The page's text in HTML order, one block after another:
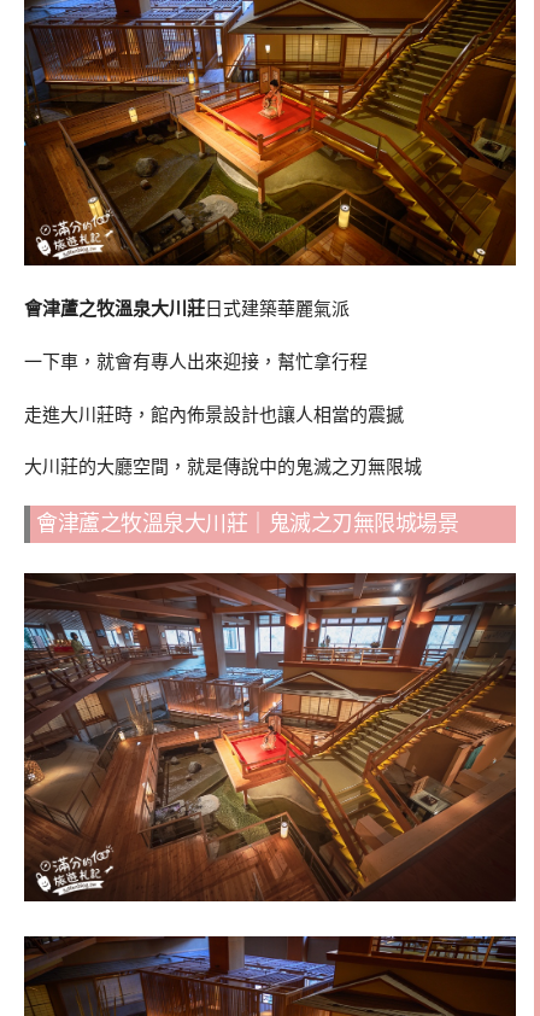
會津蘆之牧溫泉大川莊日式建築華麗氣派
一下車，就會有專人出來迎接，幫忙拿行程
走進大川莊時，館內佈景設計也讓人相當的震撼
大川莊的大廳空間，就是傳說中的鬼滅之刃無限城
會津蘆之牧溫泉大川莊｜鬼滅之刃無限城場景